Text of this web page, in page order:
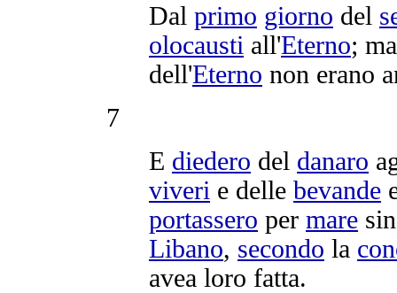
Dal primo giorno del
olocausti all'Eterno;
dell'Eterno non erano
7
E diedero del danaro
viveri e delle bevande
portassero per mare
Libano, secondo la
avea loro fatta.